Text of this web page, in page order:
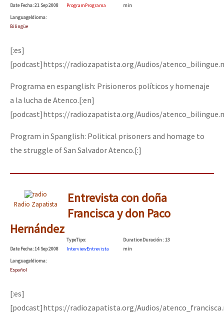
DateFecha: 21 Sep 2008
ProgramPrograma
min
LanguageIdioma:
Bilingüe
[:es]
[podcast]https://radiozapatista.org/Audios/
Programa en espanglish: Prisioneros políticos y homenaje
a la lucha de Atenco.[:en]
[podcast]https://radiozapatista.org/Audios/
Program in Spanglish: Political prisoners and homage to
the struggle of San Salvador Atenco.[:]
Radio Zapatista
Entrevista con doña
Francisca y don Paco
Hernández
DateFecha: 14 Sep 2008
TypeTipo:
InterviewEntrevista
DurationDuración: 13
min
LanguageIdioma:
Español
[:es]
[podcast]https://radiozapatista.org/Audios/